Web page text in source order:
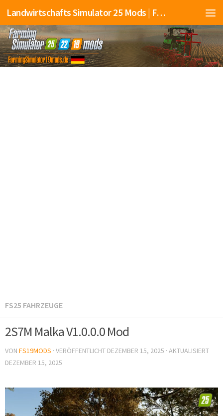
Landwirtschafts Simulator 25 Mods | Farming Simulator 25 Mods | FS25 Mods
FS25 FAHRZEUGE
2S7M Malka V1.0.0.0 Mod
VON FS19MODS · VERÖFFENTLICHT DEZEMBER 15, 2025 · AKTUALISIERT
DEZEMBER 15, 2025